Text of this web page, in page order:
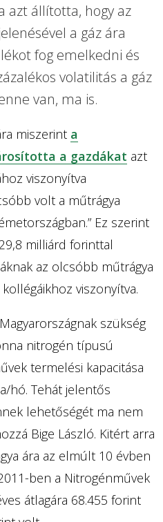
azt állította, hogy az
a gáz ára
fog emelkedni és
volatilitás a gáz
van, ma is.
miszerint a
a gazdákat azt
viszonyítva
volt a műtrágya
Ez szerint
milliárd forinttal
az olcsóbb műtrágya
viszonyítva.
szükség
nitrogén típusú
termelési kapacitása
hó. Tehát jelentős
lehetőségét ma nem
Bige László. Kitért arra
ára az elmúlt 10 évben
ben a Nitrogénművek
átlagára 68.455 forint